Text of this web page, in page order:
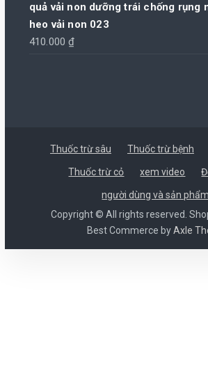
780.000 ₫
quả vải non dưỡng trái chống rụng
heo vải non 023
410.000₫
Thuốc trừ sâu Thuốc trừ bệnh
Thuốc trừ cỏ xem video
người dùng và sản phẩm
Copyright © All rights reserved.
Best Commerce byAxle